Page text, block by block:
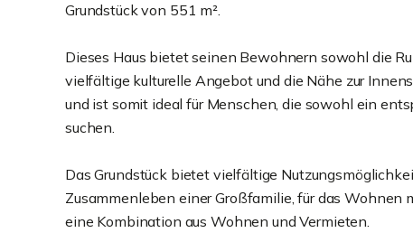
Grundstück von 551 m².
Dieses Haus bietet seinen Bewohnern sowohl die
vielfältige kulturelle Angebot und die Nähe zur
und ist somit ideal für Menschen, die sowohl ein
suchen.
Das Grundstück bietet vielfältige
Zusammenleben einer Großfamilie, für das Wohnen
eine Kombination aus Wohnen und Vermieten.